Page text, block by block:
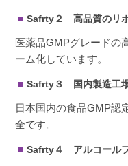
Safrty２ 高品質のリ
医薬品GMPグレードの
ーム化しています。
Safrty３ 国内製造工
日本国内の食品GMP認
全です。
Safrty４ アルコール